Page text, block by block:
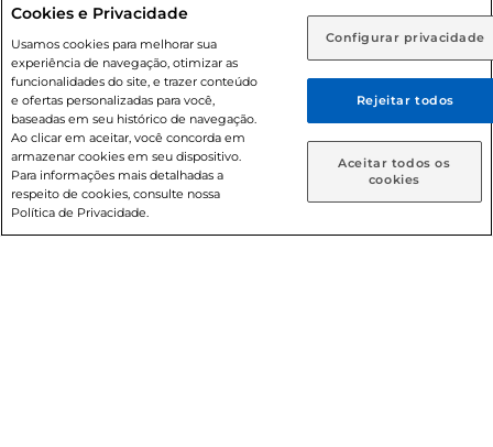
Rio de Janeiro (RJ) Goiás (GO)
Ou
Caso queira comprar online, informe como deseja receber
suas compras:
Entrega em casa Retire em Loja
prévio. O valor mínimo para as compras on-line é de R$
80,00.
© 2026 Copyright. Todos os direitos
reservados Prezunic.
Cookies e Privacidade
Usamos cookies para melhorar sua
experiência de navegação, otimizar as
funcionalidades do site, e trazer conteúdo
e ofertas personalizadas para você,
baseadas em seu histórico de navegação.
Ao clicar em aceitar, você concorda em
armazenar cookies em seu dispositivo.
Para informações mais detalhadas a
respeito de cookies, consulte nossa
Política de Privacidade.
Configurar privacidade
Rejeitar todos
Aceitar todos os
cookies